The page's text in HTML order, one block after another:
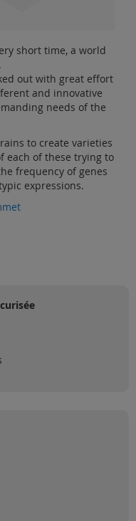
short time, a world
out with great effort
and innovative
needs of the
to create varieties
each of these trying to
frequency of genes
expressions.